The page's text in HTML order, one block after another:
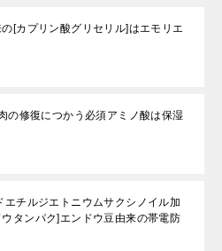
[カプリン酸グリセリル]はエモリエ
の修復につかう必須アミノ酸は保湿
エチルジエトニウムサクシノイル加
タンパク]エンドウ豆由来の帯電防